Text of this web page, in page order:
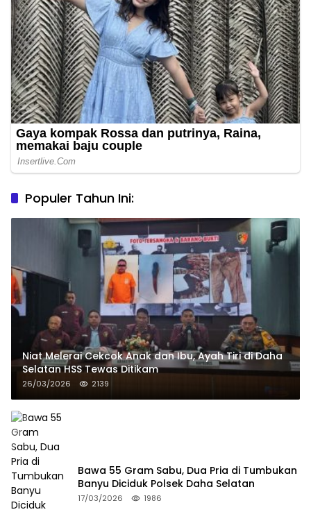
Populer Tahun Ini:
Niat Melerai Cekcok Anak dan Ibu, Ayah Tiri di Daha
Selatan HSS Tewas Ditikam
26/03/2026 2139
Bawa 55 Gram Sabu, Dua Pria di Tumbukan
Banyu Diciduk Polsek Daha Selatan
17/03/2026 1986